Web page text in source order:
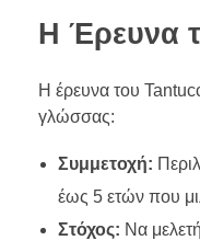
Η Έρευνα
Η έρευνα του
γλώσσας:
Συμμετοχή:
έως 5 ετών που
Στόχος: Να